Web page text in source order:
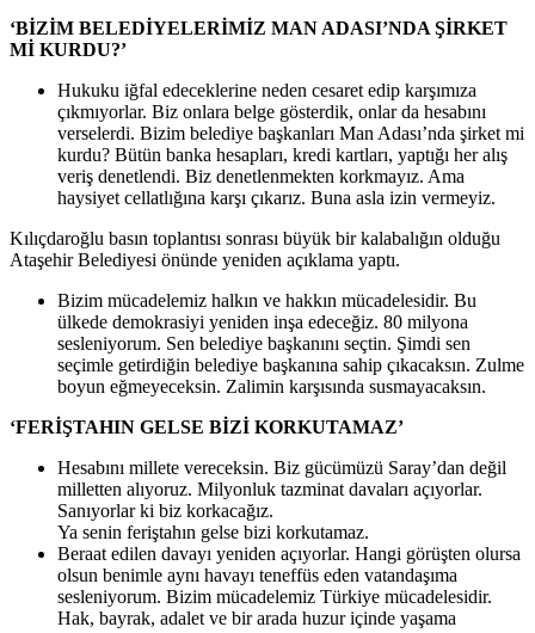
‘BİZİM BELEDİYELERİMİZ MAN ADASI’NDA ŞİRKET
Mİ KURDU?’
Hukuku iğfal edeceklerine neden cesaret edip karşımıza
çıkmıyorlar. Biz onlara belge gösterdik, onlar da hesabını
verselerdi. Bizim belediye başkanları Man Adası’nda şirket mi
kurdu? Bütün banka hesapları, kredi kartları, yaptığı her alış
veriş denetlendi. Biz denetlenmekten korkmayız. Ama
haysiyet cellatlığına karşı çıkarız. Buna asla izin vermeyiz.
Kılıçdaroğlu basın toplantısı sonrası büyük bir kalabalığın olduğu
Ataşehir Belediyesi önünde yeniden açıklama yaptı.
Bizim mücadelemiz halkın ve hakkın mücadelesidir. Bu
ülkede demokrasiyi yeniden inşa edeceğiz. 80 milyona
sesleniyorum. Sen belediye başkanını seçtin. Şimdi sen
seçimle getirdiğin belediye başkanına sahip çıkacaksın. Zulme
boyun eğmeyeceksin. Zalimin karşısında susmayacaksın.
‘FERİŞTAHIN GELSE BİZİ KORKUTAMAZ’
Hesabını millete vereceksin. Biz gücümüzü Saray’dan değil
milletten alıyoruz. Milyonluk tazminat davaları açıyorlar.
Sanıyorlar ki biz korkacağız.
Ya senin feriştahın gelse bizi korkutamaz.
Beraat edilen davayı yeniden açıyorlar. Hangi görüşten olursa
olsun benimle aynı havayı teneffüs eden vatandaşıma
sesleniyorum. Bizim mücadelemiz Türkiye mücadelesidir.
Hak, bayrak, adalet ve bir arada huzur içinde yaşama